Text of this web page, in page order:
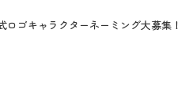
ロゴキャラクターネーミング大募集！